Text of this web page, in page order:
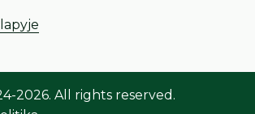
2026. All rights reserved.